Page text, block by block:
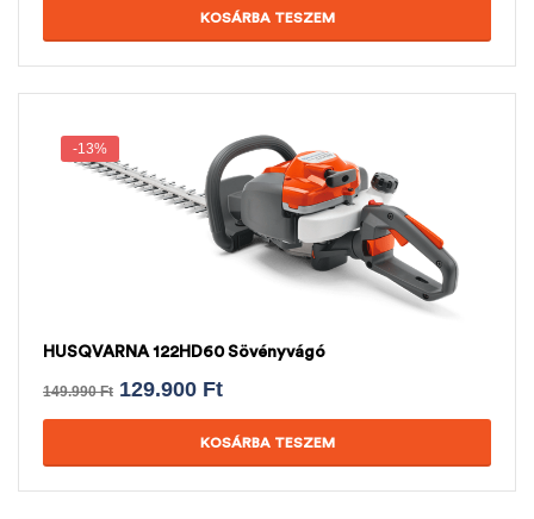
KOSÁRBA TESZEM
-13%
HUSQVARNA 122HD60 Sövényvágó
149.990Ft 129.900 Ft
KOSÁRBA TESZEM